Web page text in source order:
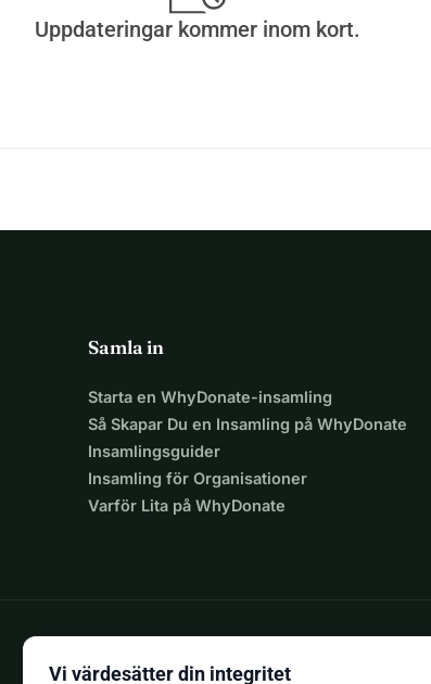
Uppdateringar kommer inom kort.
Samla in
Starta en WhyDonate-insamling
Så Skapar Du en Insamling på WhyDonate
Insamlingsguider
Insamling för Organisationer
Varför Lita på WhyDonate
Vi värdesätter din integritet